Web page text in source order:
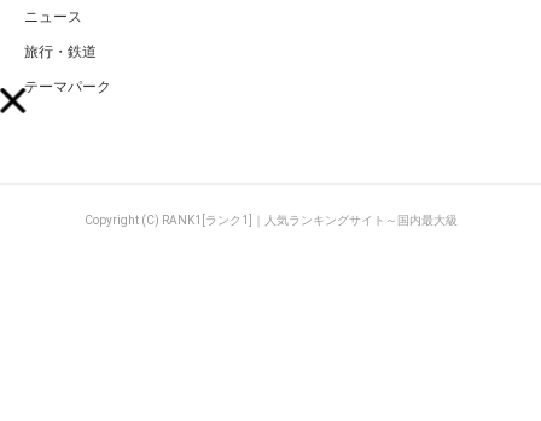
ニュース
旅行・鉄道
テーマパーク
Copyright (C) RANK1[ランク1]｜人気ランキングサイト～国内最大級